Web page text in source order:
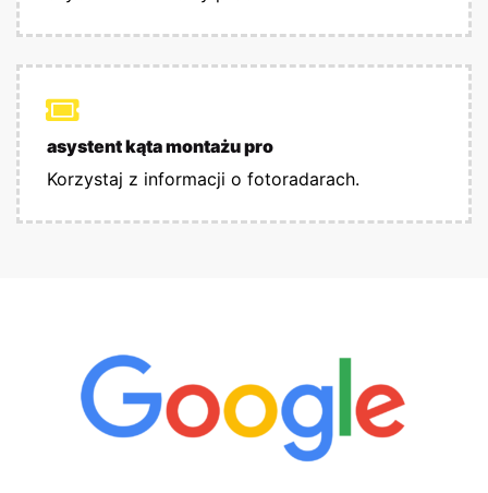
asystent kąta montażu pro
Korzystaj z informacji o fotoradarach.